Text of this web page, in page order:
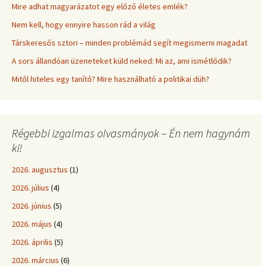
Mire adhat magyarázatot egy előző életes emlék?
Nem kell, hogy ennyire hasson rád a világ
Társkeresős sztori – minden problémád segít megismerni magadat
A sors állandóan üzeneteket küld neked: Mi az, ami ismétlődik?
Mitől hiteles egy tanító? Mire használható a politikai düh?
Régebbi izgalmas olvasmányok – Én nem hagynám
ki!
2026. augusztus (1)
2026. július (4)
2026. június (5)
2026. május (4)
2026. április (5)
2026. március (6)